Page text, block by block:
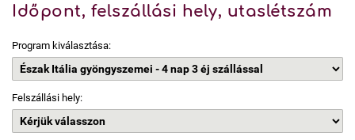
Időpont, felszállási hely, utaslétszám
Program kiválasztása:
Felszállási hely: